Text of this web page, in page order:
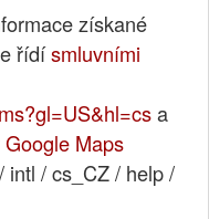
získané
řídísmluvními
a
Maps
intl / cs_CZ / help /